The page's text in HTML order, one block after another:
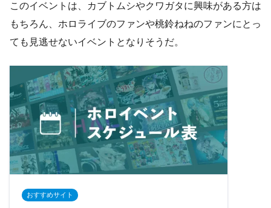
このイベントは、カブトムシやクワガタに興味がある方は
もちろん、ホロライブのファンや桃鈴ねねのファンにとっ
ても見逃せないイベントとなりそうだ。
おすすめサイト